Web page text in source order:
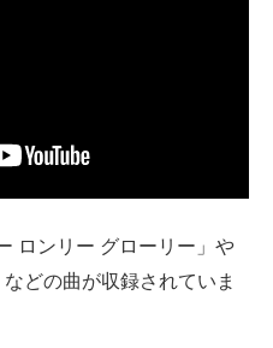
ロンリー グローリー」や
どの曲が収録されていま